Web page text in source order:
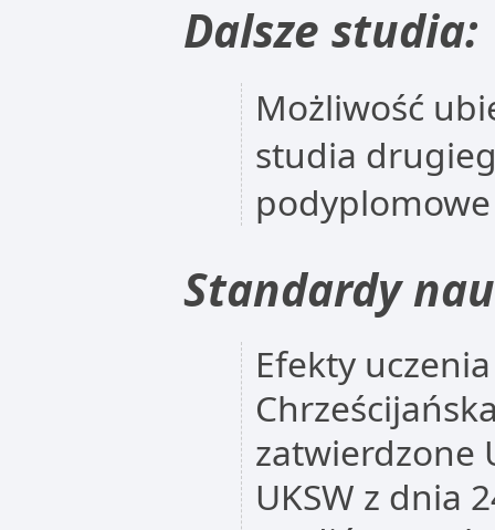
Dalsze studia:
Możliwość
studia
podyplomowe
Standardy
Efekty
zatwierdzone
UKSW z dnia